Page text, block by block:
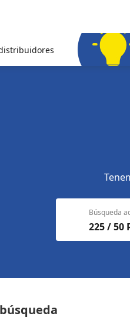
Búsqueda
225 / 50